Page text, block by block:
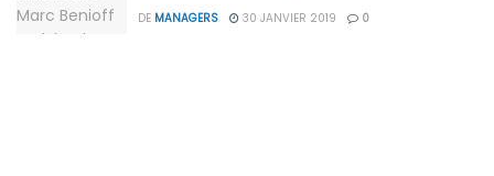
DE MANAGERS 30 JANVIER 2019 0